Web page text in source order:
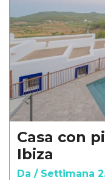
Casa con
Ibiza
Da / Settimana